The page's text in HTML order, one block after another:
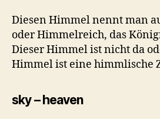
Diesen Himmel nennt man
oder Himmelreich, das
Dieser Himmel ist nicht da
Himmel ist eine himmlische
sky – heaven